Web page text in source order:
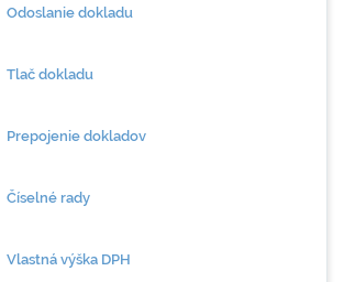
Odoslanie dokladu
Tlač dokladu
Prepojenie dokladov
Číselné rady
Vlastná výška DPH